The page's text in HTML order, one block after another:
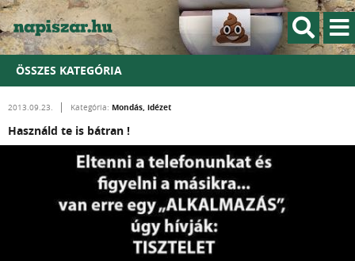
ÖSSZES KATEGÓRIA
2013.09.23. Kategória: Mondás, idézet
Használd te is bátran !